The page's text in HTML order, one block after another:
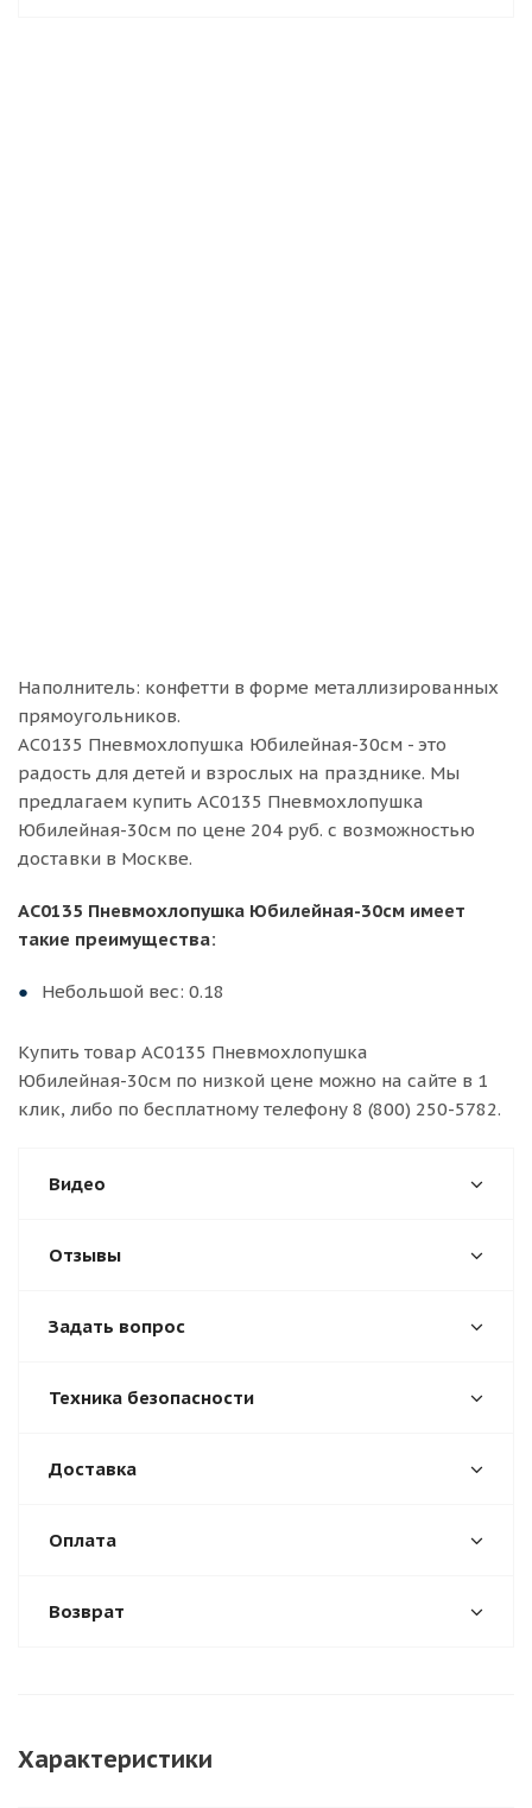
Наполнитель: конфетти в форме металлизированных
прямоугольников.
АС0135 Пневмохлопушка Юбилейная-30см - это
радость для детей и взрослых на празднике. Мы
предлагаем купить АС0135 Пневмохлопушка
Юбилейная-30см по цене 204 руб. с возможностью
доставки в Москве.
АС0135 Пневмохлопушка Юбилейная-30см имеет
такие преимущества:
Небольшой вес: 0.18
Купить товар АС0135 Пневмохлопушка
Юбилейная-30см по низкой цене можно на сайте в 1
клик, либо по бесплатному телефону 8 (800) 250-5782.
Видео
Отзывы
Задать вопрос
Техника безопасности
Доставка
Оплата
Возврат
Характеристики